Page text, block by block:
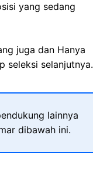
yang sedang
juga dan Hanya
seleksi selanjutnya.
lainnya
dibawah ini.